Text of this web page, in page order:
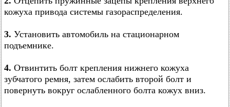
кожуха привода системы газораспределения.
3. Установить автомобиль на стационарном
подъемнике.
4. Отвинтить болт крепления нижнего кожуха
зубчатого ремня, затем ослабить второй болт и
повернуть вокруг ослабленного болта кожух вниз.